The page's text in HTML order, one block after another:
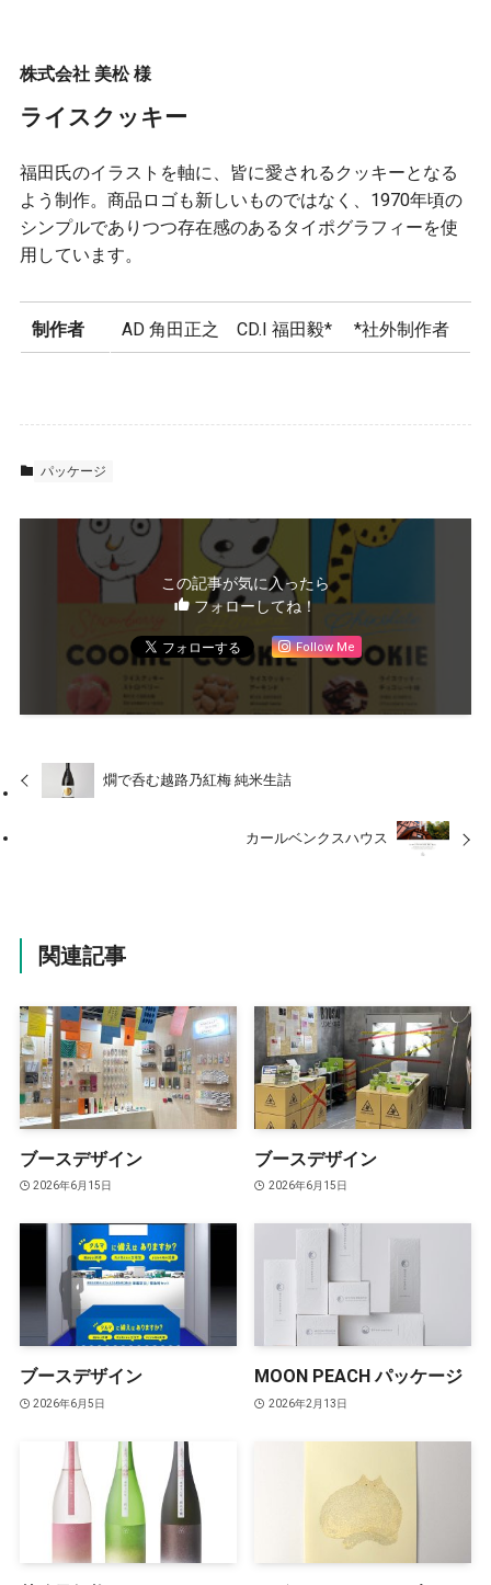
株式会社 美松 様
ライスクッキー
福田氏のイラストを軸に、皆に愛されるクッキーとなる
よう制作。商品ロゴも新しいものではなく、1970年頃の
シンプルでありつつ存在感のあるタイポグラフィーを使
用しています。
制作者 AD 角田正之 CD.I 福田毅* *社外制作者
パッケージ
この記事が気に入ったら
フォローしてね！
Follow Me
燗で呑む越路乃紅梅 純米生詰
カールベンクスハウス
関連記事
ブースデザイン
2026年6月15日
ブースデザイン
2026年6月15日
ブースデザイン
2026年6月5日
MOON PEACH パッケージ
2026年2月13日